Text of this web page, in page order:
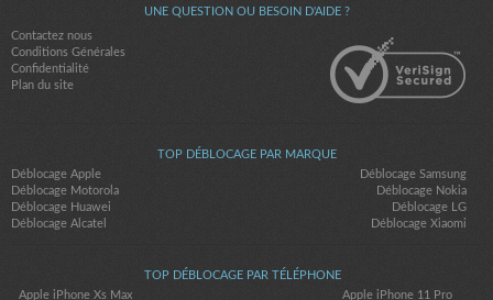
UNE QUESTION OU BESOIN D'AIDE ?
Contactez nous
Conditions Générales
Confidentialité
Plan du site
TOP DÉBLOCAGE PAR MARQUE
Déblocage Apple
Déblocage Samsung
Déblocage Motorola
Déblocage Nokia
Déblocage Huawei
Déblocage LG
Déblocage Alcatel
Déblocage Xiaomi
TOP DÉBLOCAGE PAR TÉLÉPHONE
Apple iPhone Xs Max
Apple iPhone 11 Pro